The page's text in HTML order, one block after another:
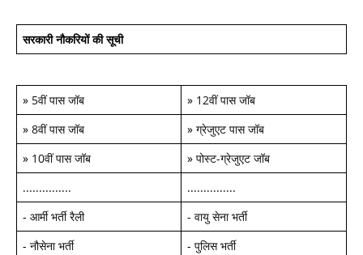
सरकारी नौकरियों की सूची
» 5वीं पास जॉब » 12वीं पास जॉब
» 8वीं पास जॉब » ग्रेजुएट पास जॉब
» 10वीं पास जॉब » पोस्ट-ग्रेजुएट जॉब
...............
...............
- आर्मी भर्ती रैली - वायु सेना भर्ती
- नौसेना भर्ती - पुलिस भर्ती